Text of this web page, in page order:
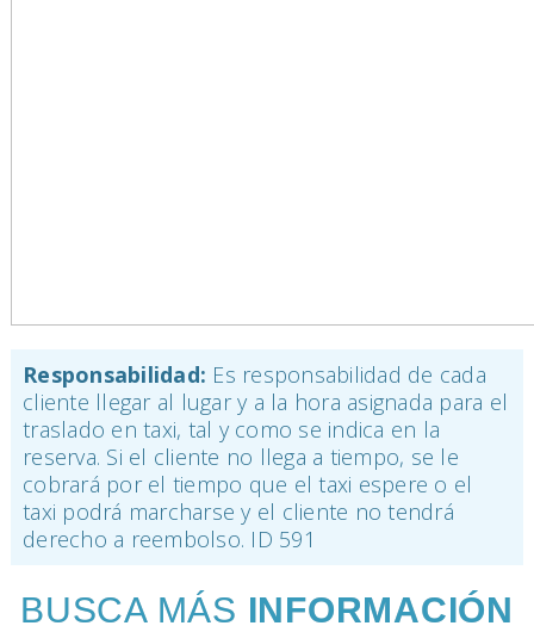
Responsabilidad: Es responsabilidad de cada
cliente llegar al lugar y a la hora asignada para el
traslado en taxi, tal y como se indica en la
reserva. Si el cliente no llega a tiempo, se le
cobrará por el tiempo que el taxi espere o el
taxi podrá marcharse y el cliente no tendrá
derecho a reembolso. ID 591
BUSCA MÁS INFORMACIÓN